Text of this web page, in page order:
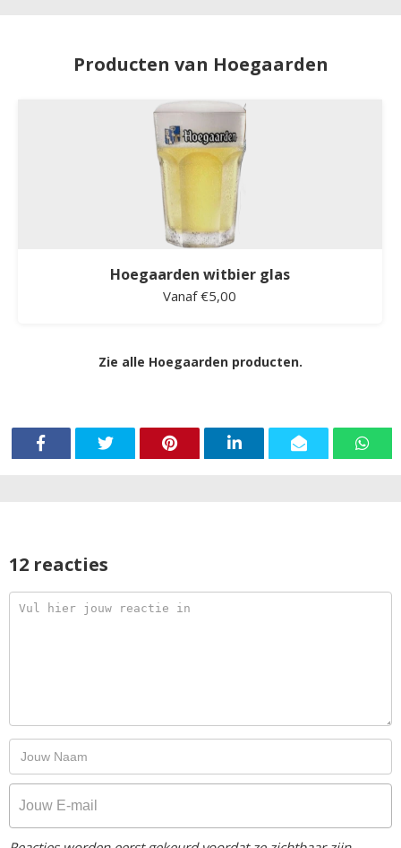
Producten van Hoegaarden
Hoegaarden witbier glas
Vanaf €5,00
Zie alle Hoegaarden producten.
12 reacties